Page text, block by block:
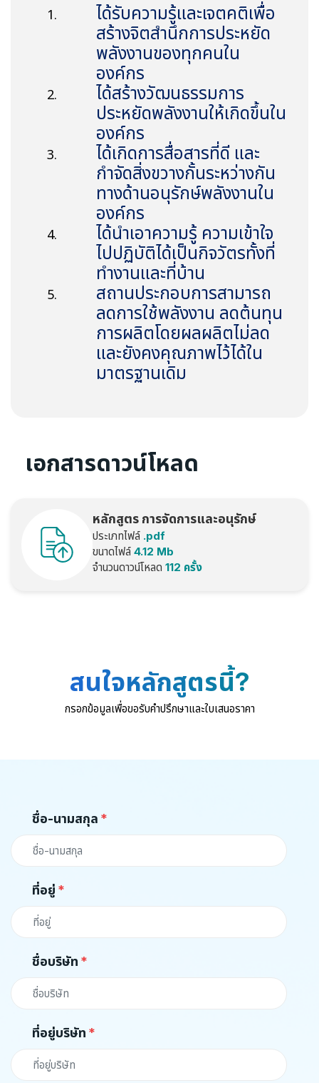
ได้รับความรู้และเจตคติเพื่อ
สร้างจิตสำนึกการประหยัด
พลังงานของทุกคนใน
องค์กร
ได้สร้างวัฒนธรรมการ
ประหยัดพลังงานให้เกิดขึ้นใน
องค์กร
ได้เกิดการสื่อสารที่ดี และ
กำจัดสิ่งขวางกั้นระหว่างกัน
ทางด้านอนุรักษ์พลังงานใน
องค์กร
ได้นำเอาความรู้ ความเข้าใจ
ไปปฏิบัติได้เป็นกิจวัตรทั้งที่
ทำงานและที่บ้าน
สถานประกอบการสามารถ
ลดการใช้พลังงาน ลดต้นทุน
การผลิตโดยผลผลิตไม่ลด
และยังคงคุณภาพไว้ได้ใน
มาตรฐานเดิม
เอกสารดาวน์โหลด
หลักสูตร การจัดการและอนุรักษ์
พลังงานเพื่อความยั่งยืน 6 ชม
ประเภทไฟล์ .pdf
ขนาดไฟล์ 4.12 Mb
จำนวนดาวน์โหลด 112 ครั้ง
สนใจหลักสูตรนี้?
กรอกข้อมูลเพื่อขอรับคำปรึกษาและใบเสนอราคา
ชื่อ-นามสกุล
ที่อยู่
ชื่อบริษัท
ที่อยู่บริษัท